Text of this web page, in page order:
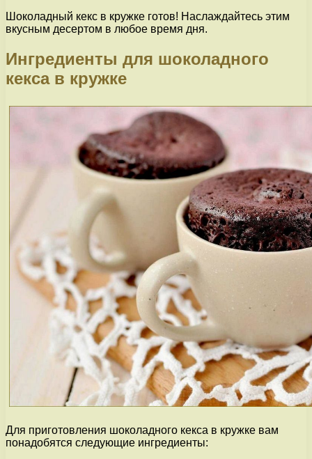
Шоколадный кекс в кружке готов! Наслаждайтесь этим
вкусным десертом в любое время дня.
Ингредиенты для шоколадного
кекса в кружке
Для приготовления шоколадного кекса в кружке вам
понадобятся следующие ингредиенты: